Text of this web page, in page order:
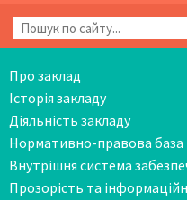
Про заклад
Історія закладу
Діяльність закладу
Нормативно-правова база
Внутрішня система
Прозорість та